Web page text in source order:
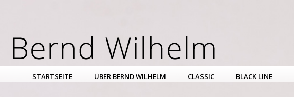
STARTSEITE ÜBER BERND WILHELM CLASSIC BLACK LINE